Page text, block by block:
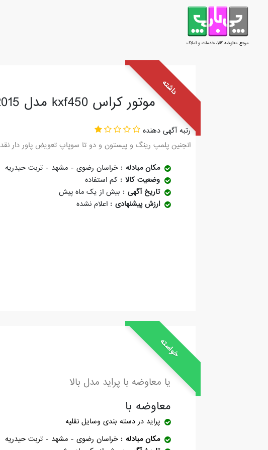
مرجع معاوضه کالا، خدمات و املاک
داشته
موتور کراس kxf450 مدل 2015
رتبه آگهی دهنده
انجنین پلمپ رینگ و پیستون و دو تا سوپاپ تعویض پاور دار نقد
مکان مبادله
خراسان رضوی - مشهد - تربت حیدریه
وضعیت کالا
کم استفاده
تاریخ آگهی
بیش از یک ماه پیش
ارزش پیشنهادی
اعلام نشده
خواسته
یا معاوضه با پراید مدل بالا
معاوضه با
پرایددر دسته بندی وسایل نقلیه
مکان مبادله
خراسان رضوی - مشهد - تربت حیدریه